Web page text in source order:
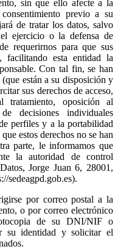
sin que ello afecte a la
previo a su
de tratar los datos, salvo
ejercicio o la defensa de
requerirnos para que sus
facilitando esta entidad la
Con tal fin, se han
están a su disposición y
sus derechos de acceso,
tratamiento, oposición al
decisiones individuales
perfiles y a la portabilidad
estos derechos no se han
parte, le informamos que
la autoridad de control
Jorge Juan 6, 28001,
sedeagpd.gob.es).
por correo postal a la
o por correo electrónico
de su DNI/NIF o
su identidad y solicitar el